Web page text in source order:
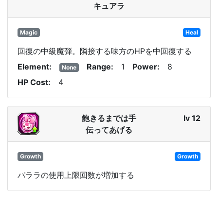
キュアラ
Magic Heal
回復の中級魔弾。隣接する味方のHPを中回復する
Element
None Range 1 Power
8
HP Cost
4
飽きるまでは手
伝ってあげる
lv 12
Growth Growth
パララの使用上限回数が増加する